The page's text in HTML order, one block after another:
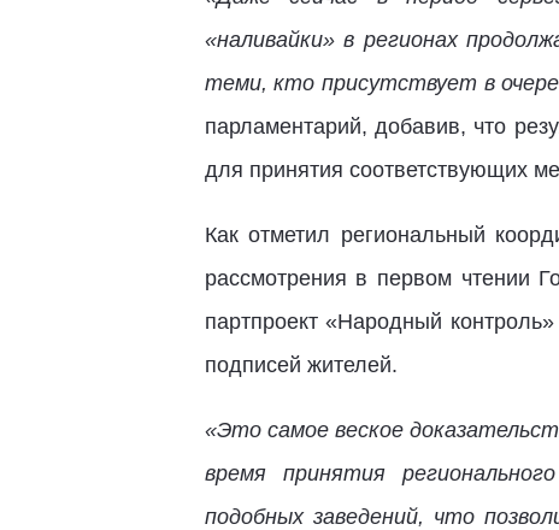
«наливайки» в регионах
теми, кто присутствует в
парламентарий, добавив, что
для принятия соответствующих
Как отметил региональный
рассмотрения в первом чтении
партпроект «Народный
подписей жителей.
«Это самое веское
время принятия
подобных заведений, что